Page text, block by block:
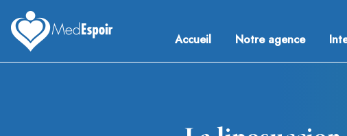
content
Medespoir France
Chirurgie esthetique Tunisie
Accueil Notre agence